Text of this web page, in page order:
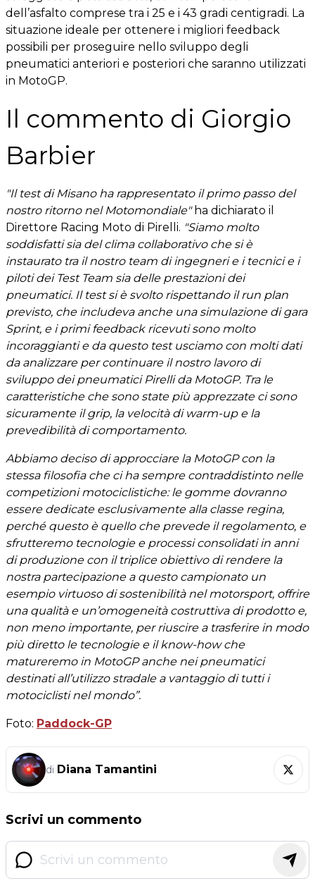
dell’asfalto comprese tra i 25 e i 43 gradi centigradi. La
situazione ideale per ottenere i migliori feedback
possibili per proseguire nello sviluppo degli
pneumatici anteriori e posteriori che saranno utilizzati
in MotoGP.
Il commento di Giorgio
Barbier
"Il test di Misano ha rappresentato il primo passo del
nostro ritorno nel Motomondiale"ha dichiarato il
Direttore Racing Moto di Pirelli. "Siamo molto
soddisfatti sia del clima collaborativo che si è
instaurato tra il nostro team di ingegneri e i tecnici e i
piloti dei Test Team sia delle prestazioni dei
pneumatici. Il test si è svolto rispettando il run plan
previsto, che includeva anche una simulazione di gara
Sprint, e i primi feedback ricevuti sono molto
incoraggianti e da questo test usciamo con molti dati
da analizzare per continuare il nostro lavoro di
sviluppo dei pneumatici Pirelli da MotoGP. Tra le
caratteristiche che sono state più apprezzate ci sono
sicuramente il grip, la velocità di warm-up e la
prevedibilità di comportamento.
Abbiamo deciso di approcciare la MotoGP con la
stessa filosofia che ci ha sempre contraddistinto nelle
competizioni motociclistiche: le gomme dovranno
essere dedicate esclusivamente alla classe regina,
perché questo è quello che prevede il regolamento, e
sfrutteremo tecnologie e processi consolidati in anni
di produzione con il triplice obiettivo di rendere la
nostra partecipazione a questo campionato un
esempio virtuoso di sostenibilità nel motorsport, offrire
una qualità e un’omogeneità costruttiva di prodotto e,
non meno importante, per riuscire a trasferire in modo
più diretto le tecnologie e il know-how che
matureremo in MotoGP anche nei pneumatici
destinati all’utilizzo stradale a vantaggio di tutti i
motociclisti nel mondo”.
Foto: Paddock-GP
di Diana Tamantini
Scrivi un commento